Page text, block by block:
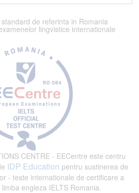
de referinta in Romania
lingvistice internationale
CENTRE - EECentre este centru
IDP Education pentru sustinerea de
- teste internationale de certificare a
engleza IELTS Romania.